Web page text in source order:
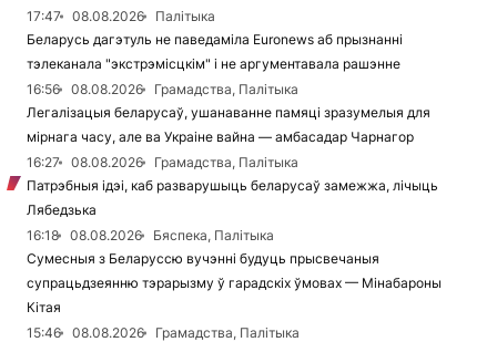
17:47
08.08.2026
Палітыка
Беларусь дагэтуль не паведаміла Euronews аб прызнанні
тэлеканала "экстрэмісцкім" і не аргументавала рашэнне
16:56
08.08.2026
Грамадства, Палітыка
Легалізацыя беларусаў, ушанаванне памяці зразумелыя для
мірнага часу, але ва Украіне вайна — амбасадар Чарнагор
16:27
08.08.2026
Грамадства, Палітыка
Патрэбныя ідэі, каб разварушыць беларусаў замежжа, лічыць
Лябедзька
16:18
08.08.2026
Бяспека, Палітыка
Сумесныя з Беларуссю вучэнні будуць прысвечаныя
супрацьдзеянню тэрарызму ў гарадскіх ўмовах — Мінабароны
Кітая
15:46
08.08.2026
Грамадства, Палітыка